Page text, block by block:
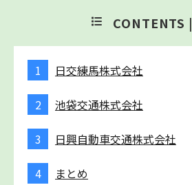
CONTENTS |
日交練馬株式会社
池袋交通株式会社
日興自動車交通株式会社
まとめ